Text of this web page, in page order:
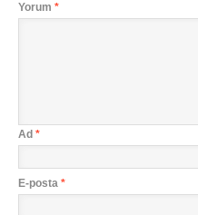
Yorum *
Ad *
E-posta *